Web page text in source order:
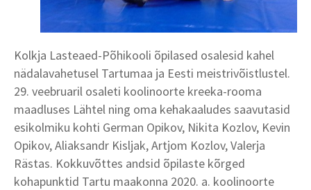
Kolkja Lasteaed-Põhikooli õpilased osalesid kahel
nädalavahetusel Tartumaa ja Eesti meistrivõistlustel.
29. veebruaril osaleti koolinoorte kreeka-rooma
maadluses Lähtel ning oma kehakaaludes saavutasid
esikolmiku kohti German Opikov, Nikita Kozlov, Kevin
Opikov, Aliaksandr Kisljak, Artjom Kozlov, Valerja
Rästas. Kokkuvõttes andsid õpilaste kõrged
kohapunktid Tartu maakonna 2020. a. koolinoorte